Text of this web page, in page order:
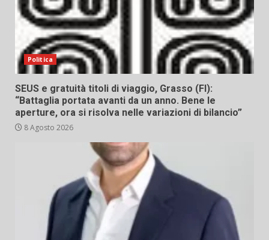
Politica
SEUS e gratuità titoli di viaggio, Grasso (FI):
“Battaglia portata avanti da un anno. Bene le
aperture, ora si risolva nelle variazioni di bilancio”
8 Agosto 2026